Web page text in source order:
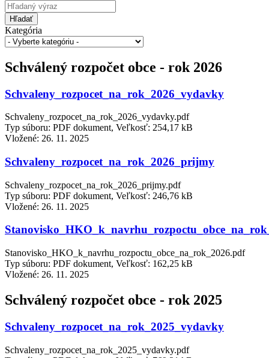
Hľadať
Kategória
Schválený rozpočet obce - rok 2026
Schvaleny_rozpocet_na_rok_2026_vydavky
Schvaleny_rozpocet_na_rok_2026_vydavky.pdf
Typ súboru: PDF dokument, Veľkosť: 254,17 kB
Vložené: 26. 11. 2025
Schvaleny_rozpocet_na_rok_2026_prijmy
Schvaleny_rozpocet_na_rok_2026_prijmy.pdf
Typ súboru: PDF dokument, Veľkosť: 246,76 kB
Vložené: 26. 11. 2025
Stanovisko_HKO_k_navrhu_rozpoctu_obce_na_rok_2026.pdf
Typ súboru: PDF dokument, Veľkosť: 162,25 kB
Vložené: 26. 11. 2025
Schválený rozpočet obce - rok 2025
Schvaleny_rozpocet_na_rok_2025_vydavky
Schvaleny_rozpocet_na_rok_2025_vydavky.pdf